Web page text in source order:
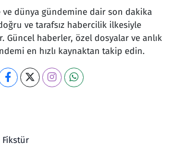
ve dünya gündemine dair son dakika
ve tarafsız habercilik ilkesiyle
Güncel haberler, özel dosyalar ve anlık
en hızlı kaynaktan takip edin.
Fikstür